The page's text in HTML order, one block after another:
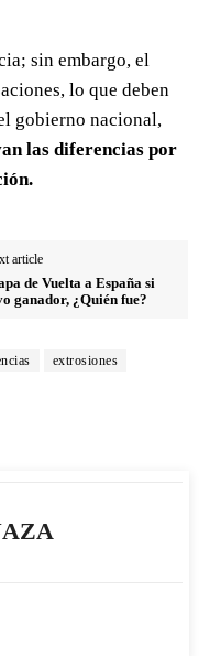
sin embargo, el
lo que deben
gobierno nacional,
las diferencias por
article
de Vuelta a España si
ganador, ¿Quién fue?
extrosiones